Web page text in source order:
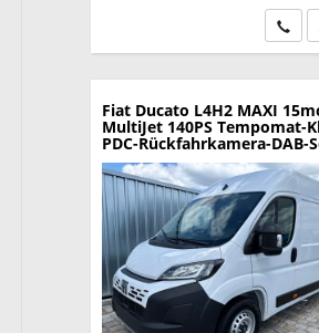
Wir
Fiat Ducato L4H2 MAXI
MultiJet 140PS Tempomat-
PDC-Rückfahrkamera-DAB-